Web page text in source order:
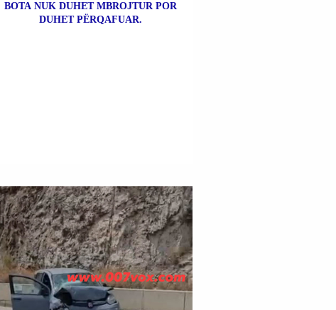
BOTA NUK DUHET MBROJTUR POR
DUHET PËRQAFUAR.